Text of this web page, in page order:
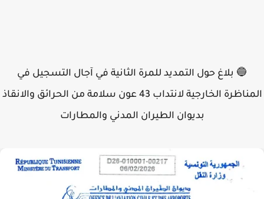
🔵 بلاغ حول التمديد للمرة الثانية في آجال التسجيل في
المناظرة الخارجية لانتداب 43 عون سلامة من الحرائق والانقاذ
بديوان الطيران المدني والمطارات